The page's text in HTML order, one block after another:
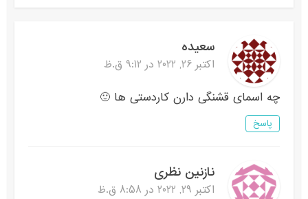
سعیده
اکتبر 26, 2022 در 9:12 ق.ظ
چه اسمای قشنگی دارن کاردستی ها 🙂
پاسخ
نازنین نظری
اکتبر 29, 2022 در 8:58 ق.ظ